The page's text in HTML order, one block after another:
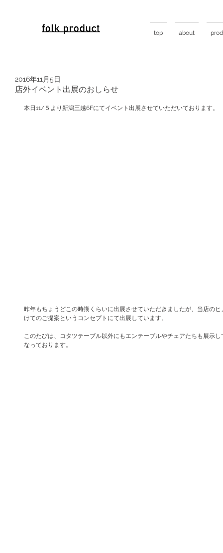
top about
店外イベント出展のおしらせ
2016年11月5日
本日11/５より新潟三越6Fにてイベント出展させていただいております。
昨年もちょうどこの時期くらいに出展させていただきましたが、当店の
けてのご提案というコンセプトにて出展しています。
このたびは、コタツテーブル以外にもエンテーブルやチェアたちも展示
なっております。